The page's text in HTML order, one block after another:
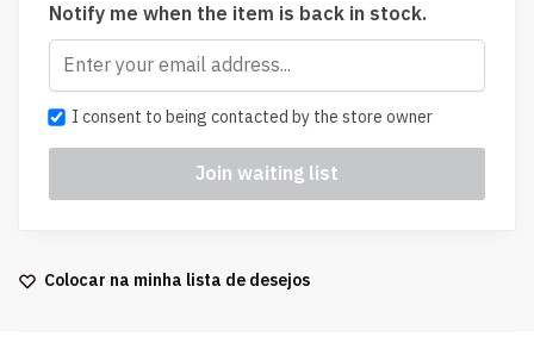
Notify me when the item is back in stock.
I consent to being contacted by the store owner
Colocar na minha lista de desejos